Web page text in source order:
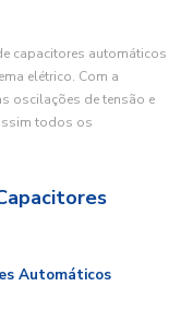
capacitores automáticos
elétrico. Com a
oscilações de tensão e
todos os
Automáticos